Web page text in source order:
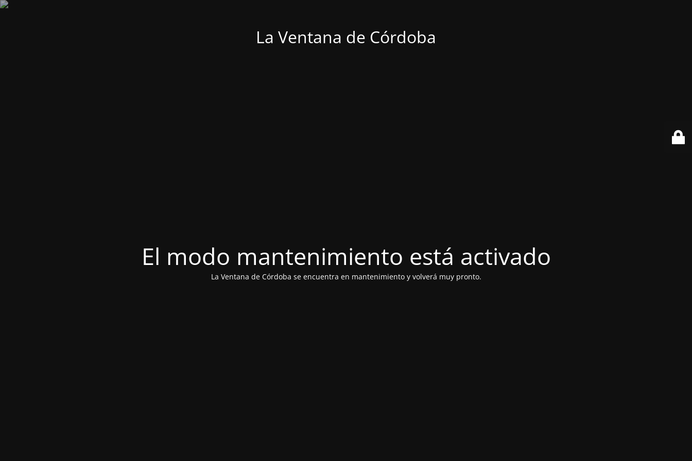
La Ventana de Córdoba
El modo mantenimiento está activado
La Ventana de Córdoba se encuentra en mantenimiento y volverá muy pronto.